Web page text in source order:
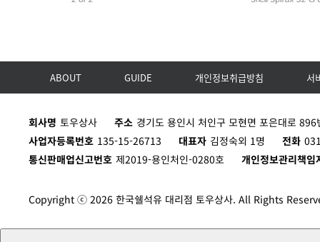
ABOUT GUIDE 개인정보취급방침 서
회사명 토우상사 주소 경기도 용인시 처인구 모현면 포은대로
사업자등록번호 135-15-26713 대표자 김정숙외 1명 전화
통신판매업신고번호 제2019-용인처인-0280호 개인정보관리책임
Copyright ⓒ 2026 한국쉘석유 대리점 토우상사. All Rights